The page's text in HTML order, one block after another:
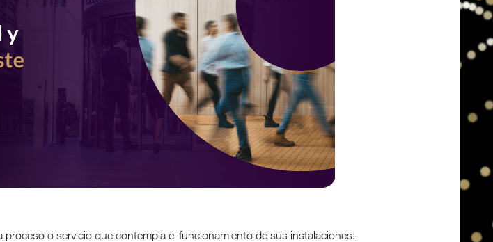
o servicio que contempla el funcionamiento de sus instalaciones.